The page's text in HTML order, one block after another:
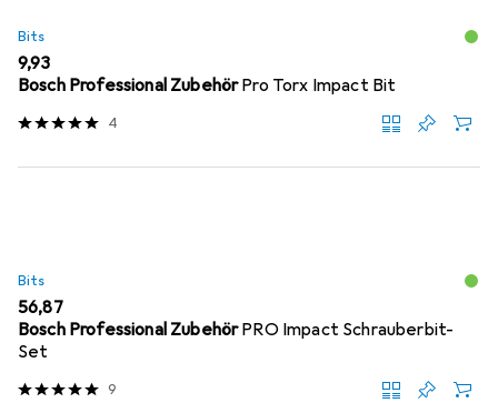
Bits
EUR
9,93
Bosch Professional ZubehörPro Torx Impact Bit
4
Bits
EUR
56,87
Bosch Professional ZubehörPRO Impact Schrauberbit-
Set
9